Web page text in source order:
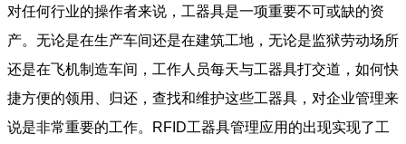
对任何行业的操作者来说，工器具是一项重要不可或缺的资
产。无论是在生产车间还是在建筑工地，无论是监狱劳动场所
还是在飞机制造车间，工作人员每天与工器具打交道，如何快
捷方便的领用、归还，查找和维护这些工器具，对企业管理来
说是非常重要的工作。RFID工器具管理应用的出现实现了工